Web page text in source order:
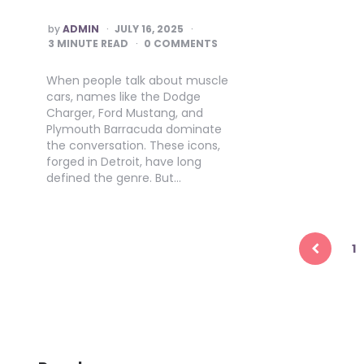
POSTED
BY
byADMIN
JULY 16, 2025
3 MINUTE READ 0 COMMENTS
When people talk about muscle
cars, names like the Dodge
Charger, Ford Mustang, and
Plymouth Barracuda dominate
the conversation. These icons,
forged in Detroit, have long
defined the genre. But…
1